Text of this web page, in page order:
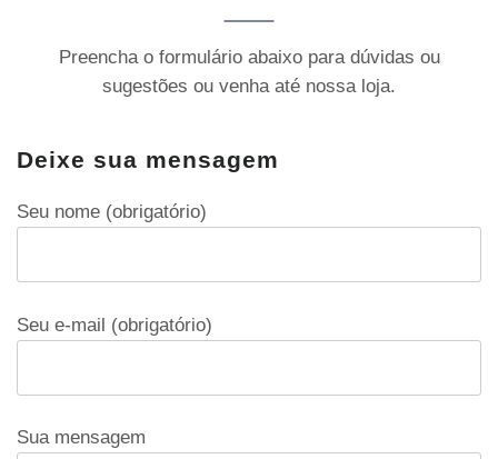
Preencha o formulário abaixo para dúvidas ou
sugestões ou venha até nossa loja.
Deixe sua mensagem
Seu nome (obrigatório)
Seu e-mail (obrigatório)
Sua mensagem